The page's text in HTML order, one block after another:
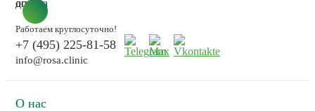
Работаем круглосуточно!
+7 (495) 225-81-58
info@rosa.clinic
О нас